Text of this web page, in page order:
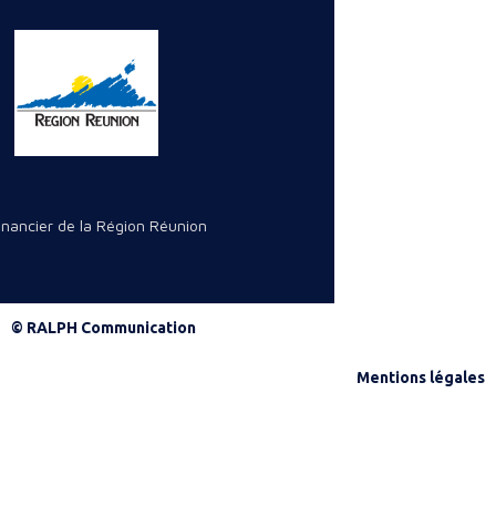
de la Région Réunion
© RALPH Communication
Mentions légales